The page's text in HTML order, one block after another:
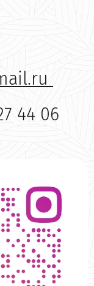
44 06